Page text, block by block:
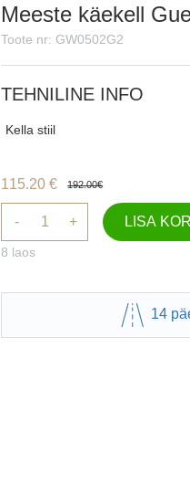
Meeste käekell
Toote nr: GW0502G2
TEHNILINE INFO
Kella stiil
- +
192.00€
115.20 €
LISA
8 laos
14